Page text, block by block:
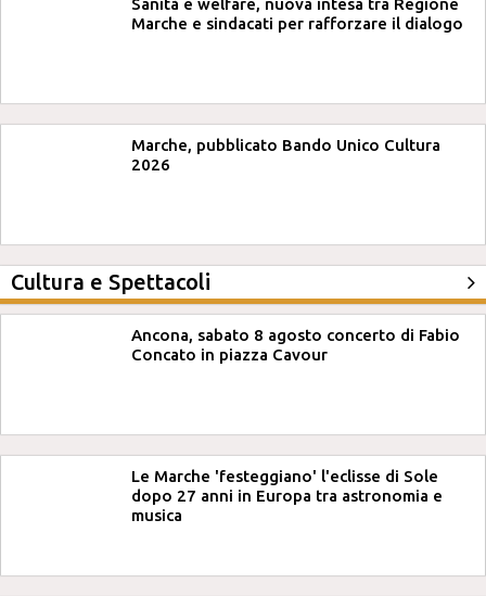
Sanità e welfare, nuova intesa tra Regione
Marche e sindacati per rafforzare il dialogo
Marche, pubblicato Bando Unico Cultura
2026
Cultura e Spettacoli
Ancona, sabato 8 agosto concerto di Fabio
Concato in piazza Cavour
Le Marche 'festeggiano' l'eclisse di Sole
dopo 27 anni in Europa tra astronomia e
musica